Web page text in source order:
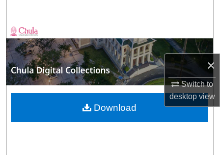
×
Switch to
desktopview
Browse Collections
My Account
About
Digital Commons Network™
Download